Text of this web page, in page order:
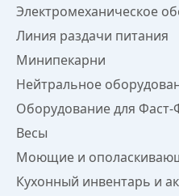
Электромеханическое
Линия раздачи питания
Минипекарни
Нейтральное
Оборудование для Фаст-
Весы
Моющие и
Кухонный инвентарь и